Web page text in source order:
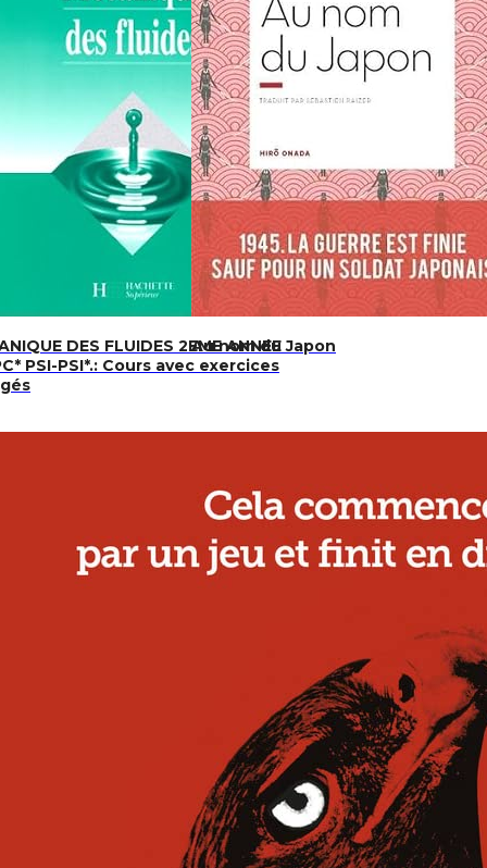
DES FLUIDES 2EME ANNEE
PSI-PSI*.: Cours avec exercices
Au nom du Japon